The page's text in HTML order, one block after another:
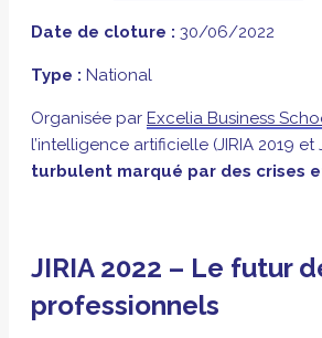
Date de cloture : 30/06/2022
Type : National
Organisée par Excelia Business
l’intelligence artificielle (JIRIA 2019
turbulent marqué par des crises
JIRIA 2022 – Le futur
professionnels